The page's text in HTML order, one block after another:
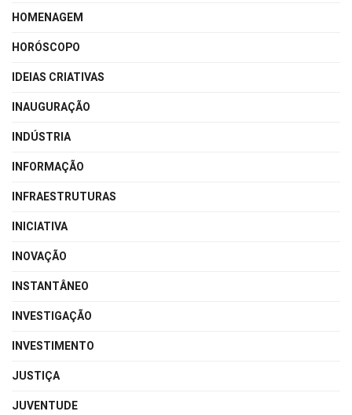
HOMENAGEM
HORÓSCOPO
IDEIAS CRIATIVAS
INAUGURAÇÃO
INDÚSTRIA
INFORMAÇÃO
INFRAESTRUTURAS
INICIATIVA
INOVAÇÃO
INSTANTÂNEO
INVESTIGAÇÃO
INVESTIMENTO
JUSTIÇA
JUVENTUDE